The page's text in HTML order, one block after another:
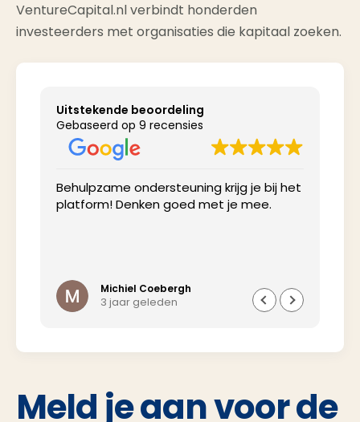
VentureCapital.nl verbindt honderden
investeerders met organisaties die kapitaal zoeken.
Uitstekende beoordeling
Gebaseerd op 9 recensies
Behulpzame ondersteuning krijg je bij het
platform! Denken goed met je mee.
Michiel Coebergh
3 jaar geleden
Meld je aan voor de